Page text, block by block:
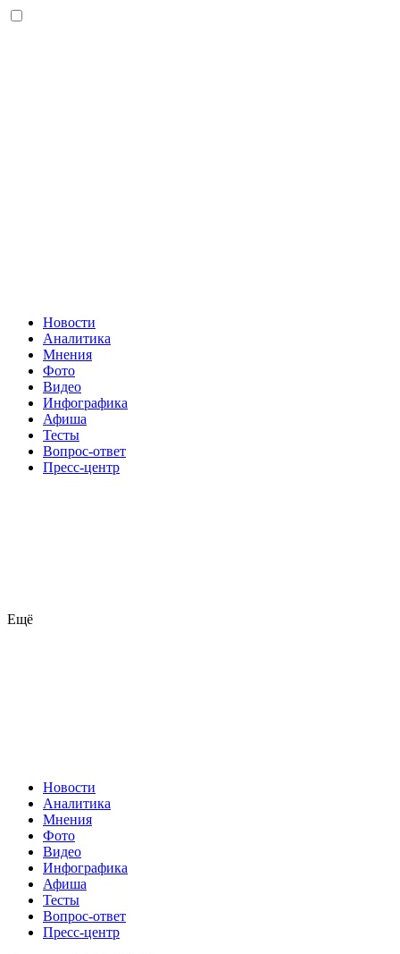
Новости
Аналитика
Мнения
Фото
Видео
Инфографика
Афиша
Тесты
Вопрос-ответ
Пресс-центр
Ещё
Новости
Аналитика
Мнения
Фото
Видео
Инфографика
Афиша
Тесты
Вопрос-ответ
Пресс-центр